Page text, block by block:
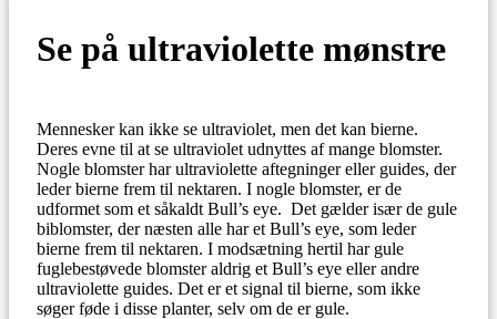
Se på ultraviolette mønstre
Mennesker kan ikke se ultraviolet, men det kan bierne.
Deres evne til at se ultraviolet udnyttes af mange blomster.
Nogle blomster har ultraviolette aftegninger eller guides, der
leder bierne frem til nektaren. I nogle blomster, er de
udformet som et såkaldt Bull’s eye. Det gælder især de gule
biblomster, der næsten alle har et Bull’s eye, som leder
bierne frem til nektaren. I modsætning hertil har gule
fuglebestøvede blomster aldrig et Bull’s eye eller andre
ultraviolette guides. Det er et signal til bierne, som ikke
søger føde i disse planter, selv om de er gule.